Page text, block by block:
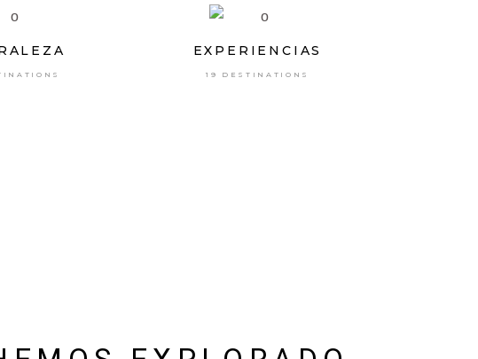
EXPERIENCIAS
19 DESTINATIONS